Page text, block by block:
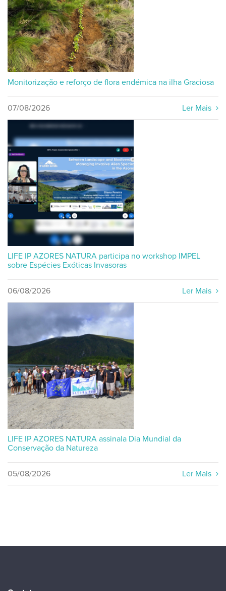
Monitorização e reforço de flora endémica na ilha Graciosa
07/08/2026 Ler Mais
LIFE IP AZORES NATURA participa no workshop IMPEL
sobre Espécies Exóticas Invasoras
06/08/2026 Ler Mais
LIFE IP AZORES NATURA assinala Dia Mundial da
Conservação da Natureza
05/08/2026 Ler Mais